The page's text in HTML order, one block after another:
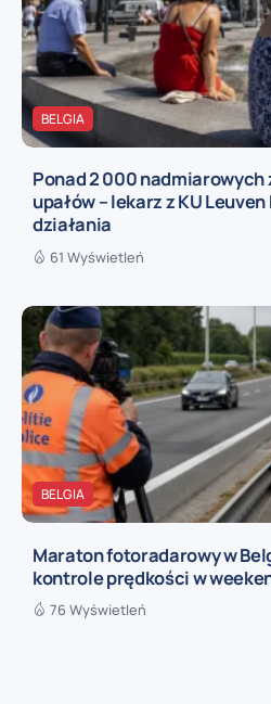
BELGIA
Ponad 2 000
upałów – lekarz z KU
działania
61 Wyświetleń
BELGIA
Maraton fotoradarowy w
kontrole prędkości w
76 Wyświetleń